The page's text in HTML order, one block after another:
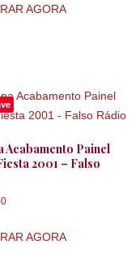
AGORA
Acabamento Painel
2001 – Falso
AGORA